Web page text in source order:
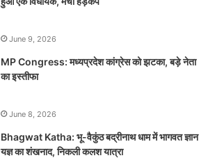
June 9, 2026
MP Congress: मध्यप्रदेश कांग्रेस को झटका, बड़े नेता
का इस्तीफा
June 8, 2026
Bhagwat Katha: भू-वैकुंठ बद्रीनाथ धाम में भागवत ज्ञान
यज्ञ का शंखनाद, निकली कलश यात्रा